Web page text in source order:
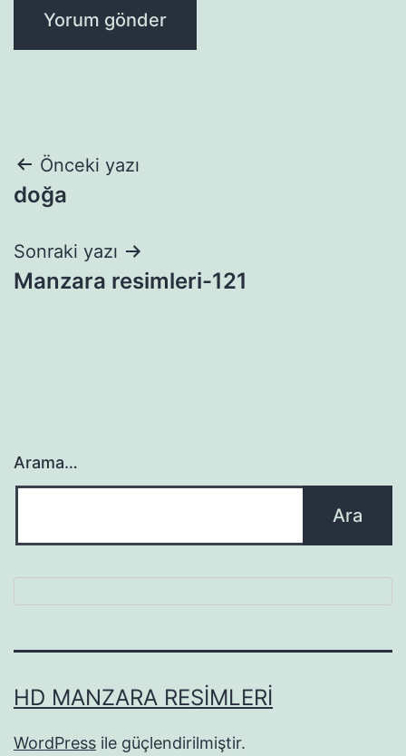
Yazı
gezinmesi
Önceki yazı
doğa
Sonraki yazı
Manzara resimleri-121
Arama…
HD MANZARA RESIMLERI
WordPress ile güçlendirilmiştir.